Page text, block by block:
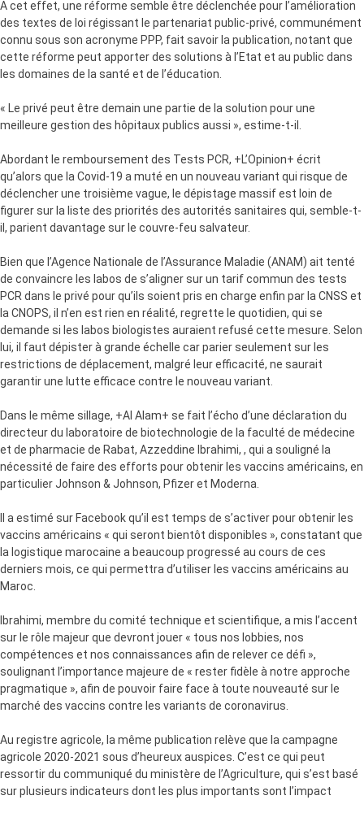
A cet effet, une réforme semble être déclenchée pour l’amélioration
des textes de loi régissant le partenariat public-privé, communément
connu sous son acronyme PPP, fait savoir la publication, notant que
cette réforme peut apporter des solutions à l’Etat et au public dans
les domaines de la santé et de l’éducation.
« Le privé peut être demain une partie de la solution pour une
meilleure gestion des hôpitaux publics aussi », estime-t-il.
Abordant le remboursement des Tests PCR, +L’Opinion+ écrit
qu’alors que la Covid-19 a muté en un nouveau variant qui risque de
déclencher une troisième vague, le dépistage massif est loin de
figurer sur la liste des priorités des autorités sanitaires qui, semble-t-
il, parient davantage sur le couvre-feu salvateur.
Bien que l’Agence Nationale de l’Assurance Maladie (ANAM) ait tenté
de convaincre les labos de s’aligner sur un tarif commun des tests
PCR dans le privé pour qu’ils soient pris en charge enfin par la CNSS et
la CNOPS, il n’en est rien en réalité, regrette le quotidien, qui se
demande si les labos biologistes auraient refusé cette mesure. Selon
lui, il faut dépister à grande échelle car parier seulement sur les
restrictions de déplacement, malgré leur efficacité, ne saurait
garantir une lutte efficace contre le nouveau variant.
Dans le même sillage, +Al Alam+ se fait l’écho d’une déclaration du
directeur du laboratoire de biotechnologie de la faculté de médecine
et de pharmacie de Rabat, Azzeddine Ibrahimi, , qui a souligné la
nécessité de faire des efforts pour obtenir les vaccins américains, en
particulier Johnson & Johnson, Pfizer et Moderna.
Il a estimé sur Facebook qu’il est temps de s’activer pour obtenir les
vaccins américains « qui seront bientôt disponibles », constatant que
la logistique marocaine a beaucoup progressé au cours de ces
derniers mois, ce qui permettra d’utiliser les vaccins américains au
Maroc.
Ibrahimi, membre du comité technique et scientifique, a mis l’accent
sur le rôle majeur que devront jouer « tous nos lobbies, nos
compétences et nos connaissances afin de relever ce défi »,
soulignant l’importance majeure de « rester fidèle à notre approche
pragmatique », afin de pouvoir faire face à toute nouveauté sur le
marché des vaccins contre les variants de coronavirus.
Au registre agricole, la même publication relève que la campagne
agricole 2020-2021 sous d’heureux auspices. C’est ce qui peut
ressortir du communiqué du ministère de l’Agriculture, qui s’est basé
sur plusieurs indicateurs dont les plus importants sont l’impact